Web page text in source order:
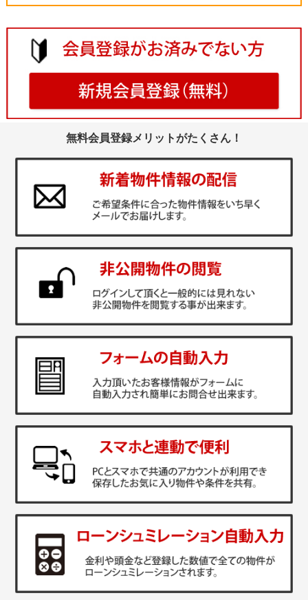
無料会員登録メリットがたくさん！